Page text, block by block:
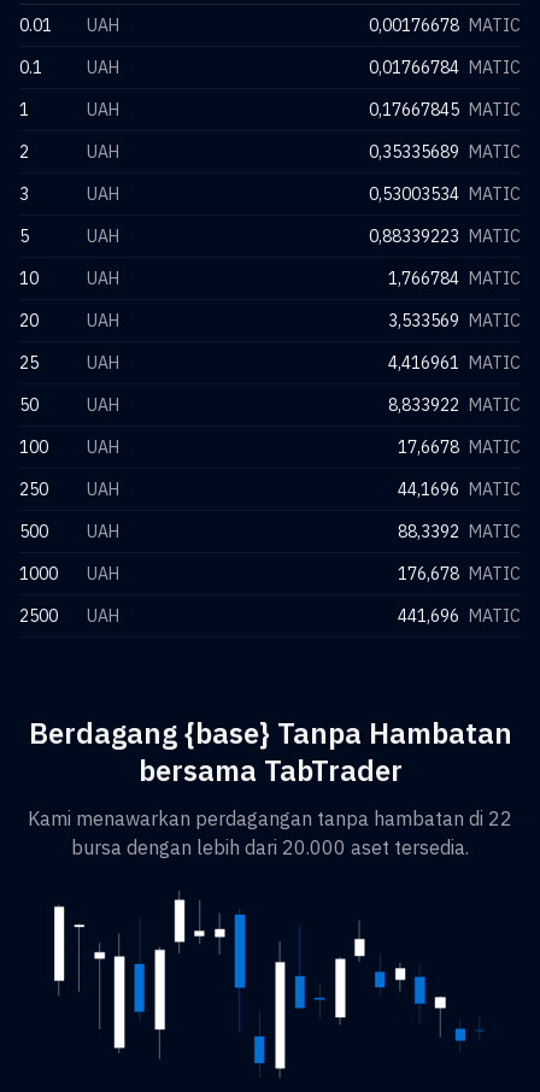
0.01 UAH 0,00176678 MATIC
0.1
UAH 0,01766784 MATIC
1
UAH 0,17667845 MATIC
2
UAH 0,35335689 MATIC
3
UAH 0,53003534 MATIC
5
UAH 0,88339223 MATIC
10
UAH 1,766784 MATIC
20
UAH 3,533569 MATIC
25
UAH 4,416961 MATIC
50
UAH 8,833922 MATIC
100
UAH 17,6678 MATIC
250
UAH 44,1696 MATIC
500
UAH 88,3392 MATIC
1000
UAH 176,678 MATIC
2500
UAH 441,696 MATIC
Berdagang {base} Tanpa Hambatan
bersama TabTrader
Kami menawarkan perdagangan tanpa hambatan di 22
bursa dengan lebih dari 20.000 aset tersedia.